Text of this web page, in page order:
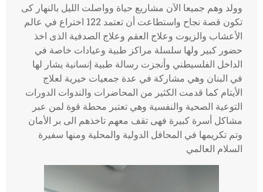
وولد وهم جميعا الاَن مشاريع حياة وواصلت الليل بالنهار كى
تكون قصة نجاح واستطاعت أن تعتمد 122 اختراع في عالم
الأعشاب والزيوت وعلاج العقم وعلاج الصدفية الذى اخذ
حضور كبير ولها سلسلة مراكز طبية وعيادات خاصة في
الداخل الفلسيطني وأنجزت رسالة طبية إنسانية يشار لها
في البنان وهي مشاركة في عدة جمعيات خيرية لعلاج
الأيتام كما قدمت الكثير من المحاضرات والندوات الدورات
التوعية الصحية والنفسية وهي تعتبر محطة قوة لمن عبر
مشاكل أسرة كبيرة فهى تقف معهم تاخذهم الى بر الأمان
وتم تكريمها في المحافل الدولية والمحلية ومنها سفيرة
السلام العالمي